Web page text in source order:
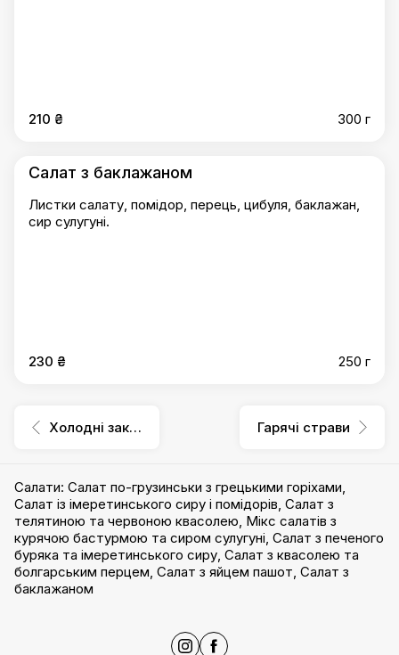
210 ₴ 300 г
Салат з баклажаном
Листки салату, помідор, перець, цибуля, баклажан,
сир сулугуні.
230 ₴ 250 г
Холодні закуски Гарячі страви
Салати: Салат по-грузинськи з грецькими горіхами,
Салат із імеретинського сиру і помідорів, Салат з
телятиною та червоною квасолею, Мікс салатів з
курячою бастурмою та сиром сулугуні, Салат з печеного
буряка та імеретинського сиру, Салат з квасолею та
болгарським перцем, Салат з яйцем пашот, Салат з
баклажаном